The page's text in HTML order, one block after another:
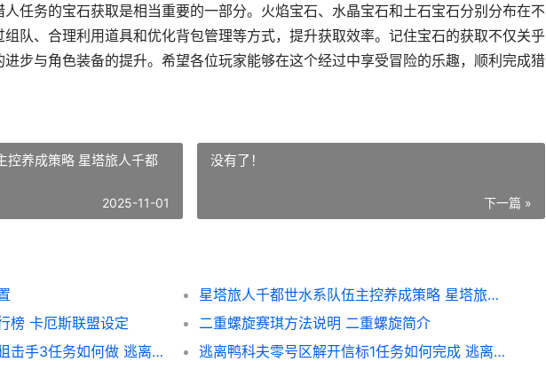
任务的宝石获取是相当重要的一部分。火焰宝石、水晶宝石和土石宝石分别分布在不
队、合理利用道具和优化背包管理等方式，提升获取效率。记住宝石的获取不仅关乎
步与角色装备的提升。希望各位玩家能够在这个经过中享受冒险的乐趣，顺利完成猎
控养成策略 星塔旅人千都
2025-11-01
没有了！
下一篇 »
星塔旅人千都世水系队伍主控养成策略 星塔旅人千都世养成材料
榜 卡厄斯联盟设定
二重螺旋赛琪方法说明 二重螺旋简介
逃离鸭科夫农场镇进阶狙击手3任务如何做 逃离鸭科夫农场镇雇佣兵
逃离鸭科夫零号区解开信标1任务如何完成 逃离鸭科夫零号区保险箱钥匙